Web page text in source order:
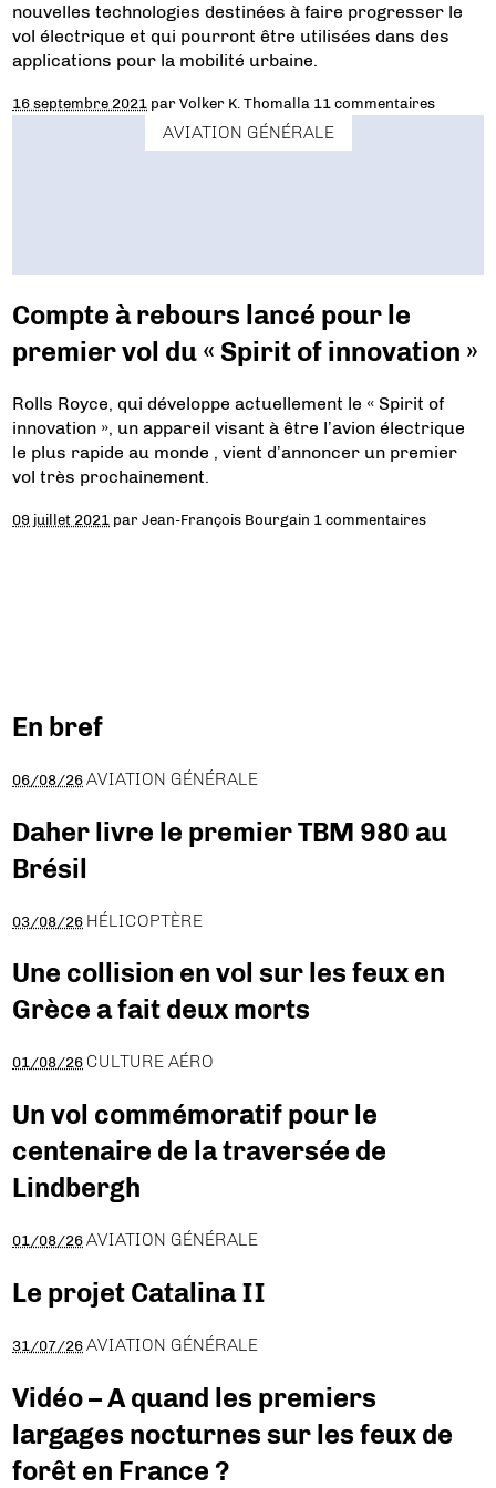
nouvelles technologies destinées à faire progresser le
vol électrique et qui pourront être utilisées dans des
applications pour la mobilité urbaine.
16 septembre 2021 parVolker K. Thomalla 11 commentaires
AVIATION GÉNÉRALE
Compte à rebours lancé pour le
premier vol du « Spirit of innovation »
Rolls Royce, qui développe actuellement le « Spirit of
innovation », un appareil visant à être l’avion électrique
le plus rapide au monde , vient d’annoncer un premier
vol très prochainement.
09 juillet 2021 parJean-François Bourgain 1 commentaires
En bref
06/08/26 AVIATION GÉNÉRALE
Daher livre le premier TBM 980 au
Brésil
03/08/26 HÉLICOPTÈRE
Une collision en vol sur les feux en
Grèce a fait deux morts
01/08/26 CULTURE AÉRO
Un vol commémoratif pour le
centenaire de la traversée de
Lindbergh
01/08/26 AVIATION GÉNÉRALE
Le projet Catalina II
31/07/26 AVIATION GÉNÉRALE
Vidéo – A quand les premiers
largages nocturnes sur les feux de
forêt en France ?